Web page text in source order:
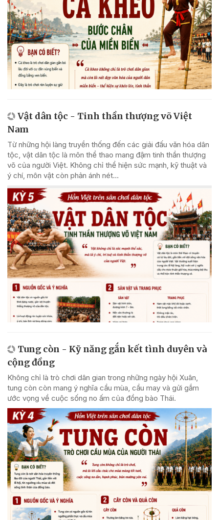
Vật dân tộc - Tinh thần thượng võ Việt
Nam
Từ những hội làng truyền thống đến các giải đấu văn hóa dân
tộc, vật dân tộc là môn thể thao mang đậm tinh thần thượng
võ của người Việt. Không chỉ thể hiện sức mạnh, kỹ thuật và
ý chí, môn vật còn phản ánh nét...
Tung còn - Kỹ năng gắn kết tình duyên và
cộng đồng
Không chỉ là trò chơi dân gian trong những ngày hội Xuân,
tung còn còn mang ý nghĩa cầu mùa, cầu may và gửi gắm
ước vọng về cuộc sống no ấm của đồng bào Thái.